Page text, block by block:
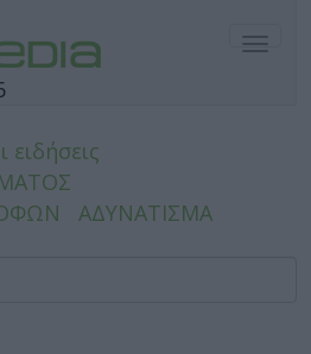
ειδήσεις
ΑΔΥΝΑΤΙΣΜΑ